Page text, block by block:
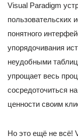
Visual Paradigm
пользовательских
понятного
упорядочивания
неудобными
упрощает весь
сосредоточиться
ценности своим
Но это ещё не всё!